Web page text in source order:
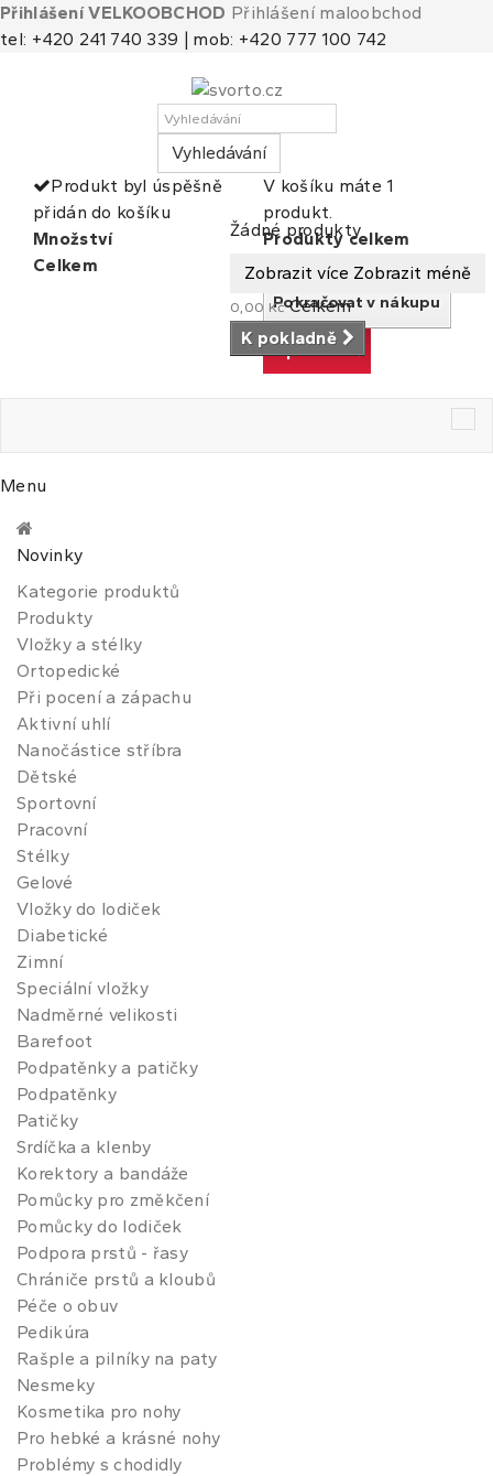
Přihlášení VELKOOBCHOD Přihlášení maloobchod
tel: +420 241 740 339 | mob: +420 777 100 742
Vyhledávání
Košík
(prázdný)
Žádné produkty
Zobrazit více Zobrazit méně
0,00 Kč Celkem
K pokladně
Produkt byl úspěšně
přidán do košíku
Množství
Celkem
V košíku máte 1
produkt.
Produkty celkem
Celkem
Pokračovat v nákupu
K pokladně
Menu
Novinky
Kategorie produktů
Produkty
Vložky a stélky
Ortopedické
Při pocení a zápachu
Aktivní uhlí
Nanočástice stříbra
Dětské
Sportovní
Pracovní
Stélky
Gelové
Vložky do lodiček
Diabetické
Zimní
Speciální vložky
Nadměrné velikosti
Barefoot
Podpatěnky a patičky
Podpatěnky
Patičky
Srdíčka a klenby
Korektory a bandáže
Pomůcky pro změkčení
Pomůcky do lodiček
Podpora prstů - řasy
Chrániče prstů a kloubů
Péče o obuv
Pedikúra
Rašple a pilníky na paty
Nesmeky
Kosmetika pro nohy
Pro hebké a krásné nohy
Problémy s chodidly